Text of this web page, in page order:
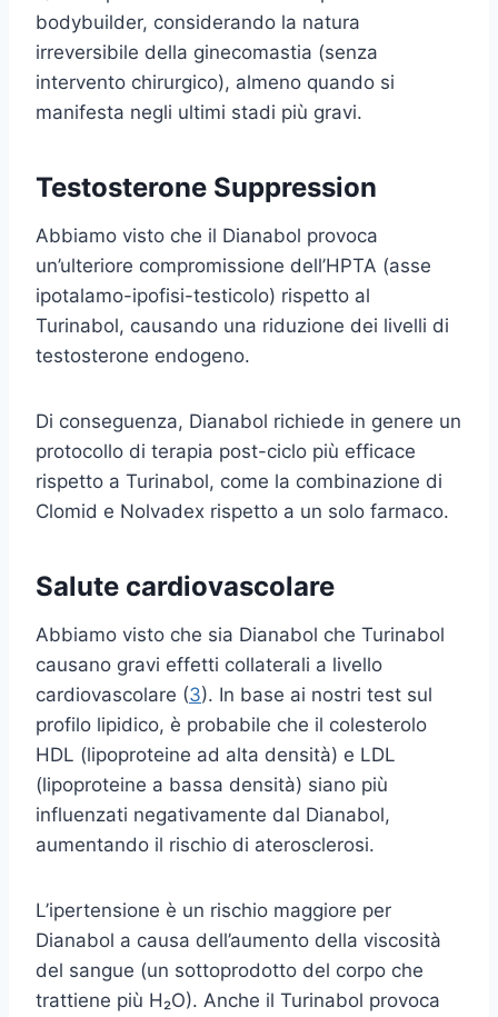
bodybuilder, considerando la natura
irreversibile della ginecomastia (senza
intervento chirurgico), almeno quando si
manifesta negli ultimi stadi più gravi.
Testosterone Suppression
Abbiamo visto che il Dianabol provoca
un’ulteriore compromissione dell’HPTA (asse
ipotalamo-ipofisi-testicolo) rispetto al
Turinabol, causando una riduzione dei livelli di
testosterone endogeno.
Di conseguenza, Dianabol richiede in genere un
protocollo di terapia post-ciclo più efficace
rispetto a Turinabol, come la combinazione di
Clomid e Nolvadex rispetto a un solo farmaco.
Salute cardiovascolare
Abbiamo visto che sia Dianabol che Turinabol
causano gravi effetti collaterali a livello
cardiovascolare (3). In base ai nostri test sul
profilo lipidico, è probabile che il colesterolo
HDL (lipoproteine ad alta densità) e LDL
(lipoproteine a bassa densità) siano più
influenzati negativamente dal Dianabol,
aumentando il rischio di aterosclerosi.
L’ipertensione è un rischio maggiore per
Dianabol a causa dell’aumento della viscosità
del sangue (un sottoprodotto del corpo che
trattiene più H₂O). Anche il Turinabol provoca